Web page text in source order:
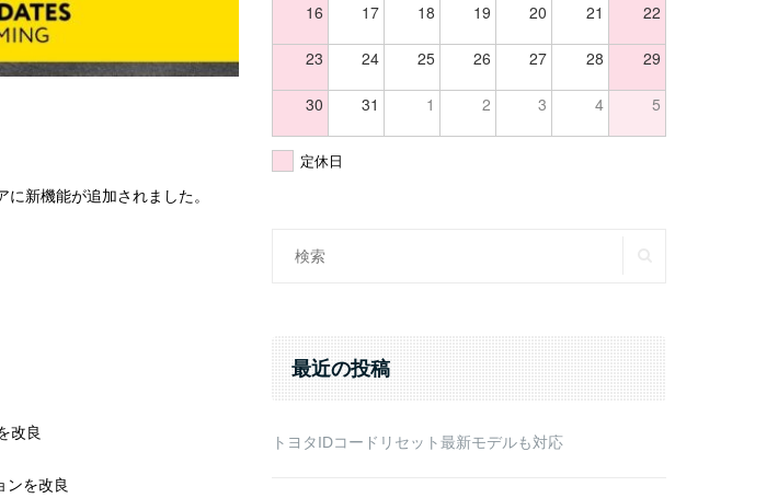
新機能が追加されました。
改良
ンを改良
16 17 18 19 20 21 22
23 24 25 26 27 28 29
30 31 1 2 3 4 5
定休日
Search
最近の投稿
トヨタIDコードリセット最新モデルも対応